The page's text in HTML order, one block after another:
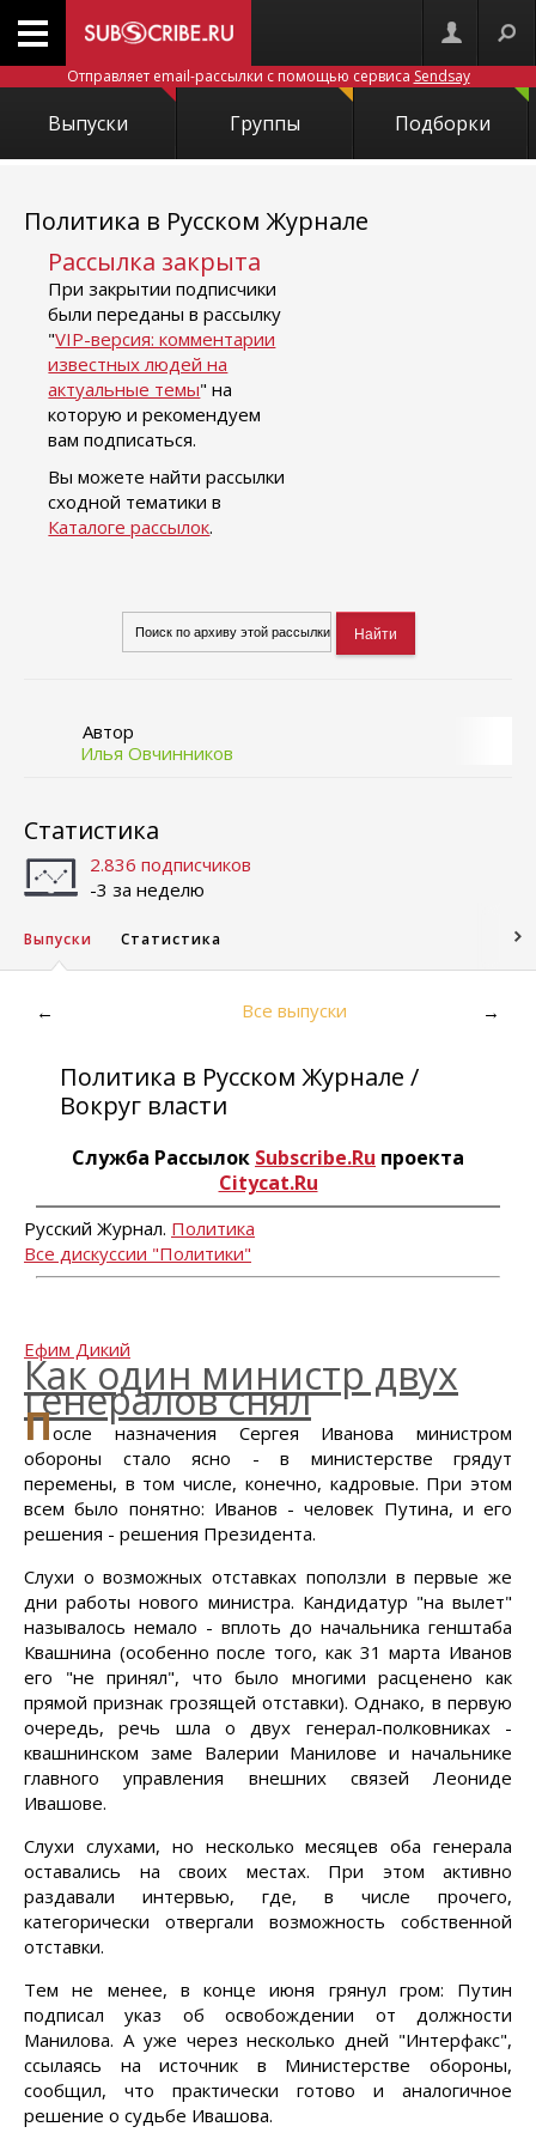
Отправляет email-рассылки с помощью сервиса Sendsay
Выпуски Группы Подборки
Политика в Русском Журнале
Рассылка закрыта
При закрытии подписчики
были переданы в рассылку
"VIP-версия: комментарии
известных людей на
актуальные темы" на
которую и рекомендуем
вам подписаться.
Вы можете найти рассылки
сходной тематики в
Каталоге рассылок.
Автор
Илья Овчинников
Статистика
2.836 подписчиков
-3 за неделю
Выпуски Статистика
← Все выпуски →
Политика в Русском Журнале /
Вокруг власти
Служба Рассылок Subscribe.Ru проекта
Citycat.Ru
Русский Журнал. Политика
Все дискуссии "Политики"
Ефим Дикий
Как один министр двух
генералов снял
После назначения Сергея Иванова министром
обороны стало ясно - в министерстве грядут
перемены, в том числе, конечно, кадровые. При этом
всем было понятно: Иванов - человек Путина, и его
решения - решения Президента.
Слухи о возможных отставках поползли в первые же
дни работы нового министра. Кандидатур "на вылет"
называлось немало - вплоть до начальника генштаба
Квашнина (особенно после того, как 31 марта Иванов
его "не принял", что было многими расценено как
прямой признак грозящей отставки). Однако, в первую
очередь, речь шла о двух генерал-полковниках -
квашнинском заме Валерии Манилове и начальнике
главного управления внешних связей Леониде
Ивашове.
Слухи слухами, но несколько месяцев оба генерала
оставались на своих местах. При этом активно
раздавали интервью, где, в числе прочего,
категорически отвергали возможность собственной
отставки.
Тем не менее, в конце июня грянул гром: Путин
подписал указ об освобождении от должности
Манилова. А уже через несколько дней "Интерфакс",
ссылаясь на источник в Министерстве обороны,
сообщил, что практически готово и аналогичное
решение о судьбе Ивашова.